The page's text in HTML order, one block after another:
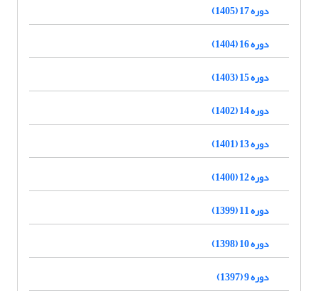
دوره 17 (1405)
دوره 16 (1404)
دوره 15 (1403)
دوره 14 (1402)
دوره 13 (1401)
دوره 12 (1400)
دوره 11 (1399)
دوره 10 (1398)
دوره 9 (1397)